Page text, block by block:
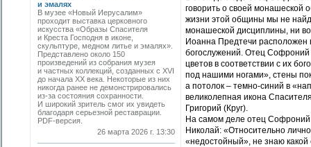
и эмалях
В музее «Новый Иерусалим»
проходит выставка церковного
искусства «Образы Спасителя
и Креста Господня в иконе,
скульптуре, медном литье и эмалях».
Представлено около 150
произведений из собрания музея
и частных коллекций, созданных с XVI
до начала XX века. Некоторые из них
никогда ранее не демонстрировались
из-за состояния сохранности.
И широкий зритель смог их увидеть
благодаря серьезной реставрации.
PDF-версия.
26 марта 2026 г. 13:30
говорить о своей
жизни этой общины мы не
монашеской дисциплины, ни
Иоанна Предтечи расположен
богослужений. Отец Софроний
цветов в соответствии с их
под нашими ногами», стены
а потолок – темно-синий в
великолепная икона
Григорий (Круг).
На самом деле отец Софроний
Николай: «Относительно
«недостойный», не знаю какой